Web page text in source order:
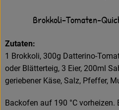
Brokkoli-Tomaten-
Zutaten:
1 Brokkoli, 300g Datterino-
oder Blätterteig, 3 Eier, 200ml
geriebener Käse, Salz, Pfeffer,
Backofen auf 190 °C